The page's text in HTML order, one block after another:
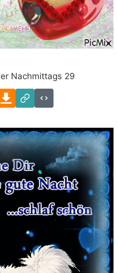
Nachmittags 29
WhatsAppDownload
Link
Code